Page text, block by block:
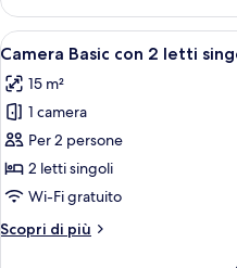
fumatori
(13.4
㎡)
singola,
letto
non
fumatori
(13.4
㎡)
Apri
tutte
le
foto
per
Camera
Basic
2
6
Camera Basic con 2 letti
15 m²
1 camera
Per 2 persone
2 letti singoli
Wi-Fi gratuito
Scopri di più
Altri